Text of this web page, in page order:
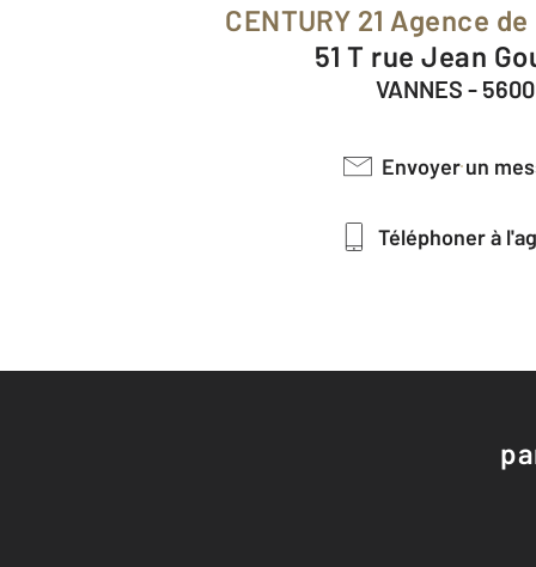
CENTURY 21 Agence
51 T rue Jean
VANNES -
Envoyer un
Téléphoner à